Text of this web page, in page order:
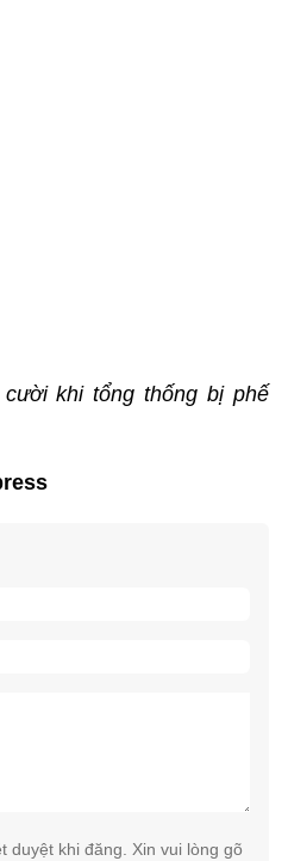
khi tổng thống bị phế
duyệt khi đăng. Xin vui lòng gõ